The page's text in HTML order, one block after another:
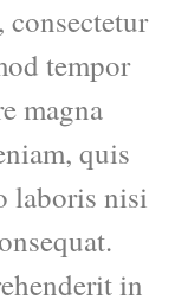
tempor
magna
quis
laboris nisi
in